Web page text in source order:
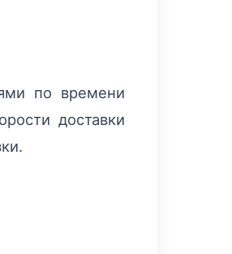
по времени
доставки